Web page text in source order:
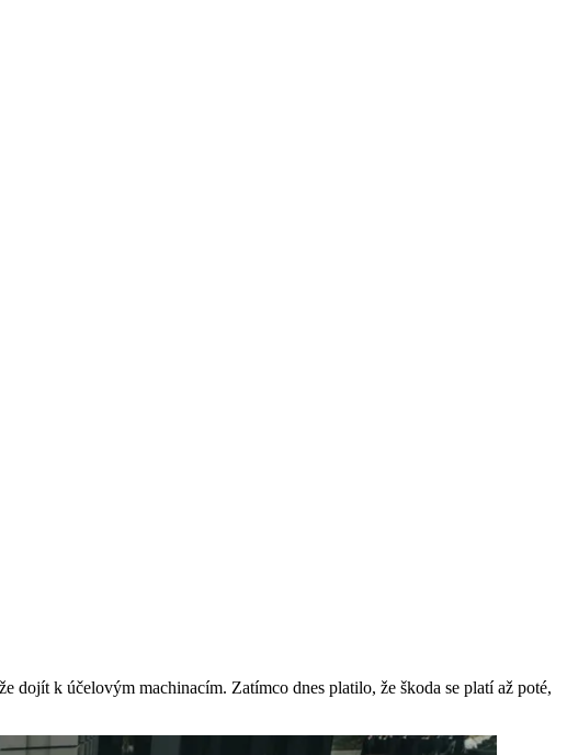
k účelovým machinacím. Zatímco dnes platilo, že škoda se platí až poté,